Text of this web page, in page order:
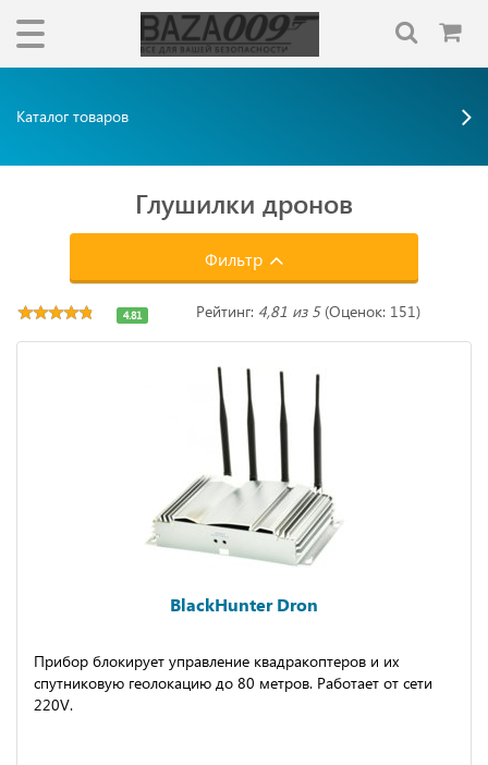
Каталог товаров
Глушилки дронов
Фильтр
BlackHunter Dron
Прибор блокирует управление квадракоптеров и их
спутниковую геолокацию до 80 метров. Работает от сети
220V.
4.81 Рейтинг: 4,81 из 5(Оценок: 151)